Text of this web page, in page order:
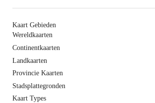
Kaart Gebieden
Wereldkaarten
Continentkaarten
Landkaarten
Provincie Kaarten
Stadsplattegronden
Kaart Types